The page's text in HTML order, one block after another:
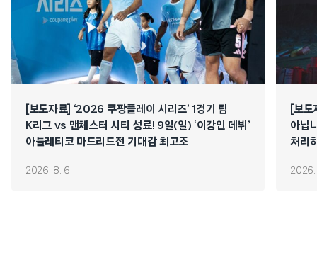
[보도자료] ‘2026 쿠팡플레이 시리즈’ 1경기 팀
K리그 vs 맨체스터 시티 성료! 9일(일) ‘이강인 데뷔’
아틀레티코 마드리드전 기대감 최고조
2026. 8. 6.
[보도
아닙
처리
2026.